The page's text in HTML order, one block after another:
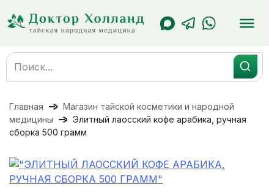
содержанию
Search
for:
Главная
Магазин тайской косметики и народной
медицины
Элитный лаосский кофе арабика, ручная
сборка 500 грамм